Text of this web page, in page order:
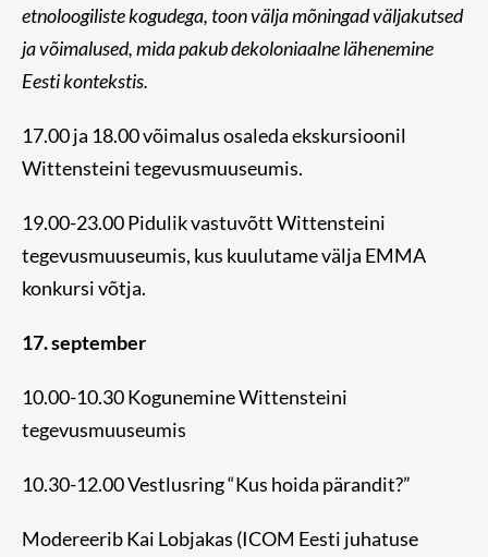
etnoloogiliste kogudega, toon välja mõningad väljakutsed
ja võimalused, mida pakub dekoloniaalne lähenemine
Eesti kontekstis.
17.00 ja 18.00 võimalus osaleda ekskursioonil
Wittensteini tegevusmuuseumis.
19.00-23.00 Pidulik vastuvõtt Wittensteini
tegevusmuuseumis, kus kuulutame välja EMMA
konkursi võtja.
17. september
10.00-10.30 Kogunemine Wittensteini
tegevusmuuseumis
10.30-12.00 Vestlusring “Kus hoida pärandit?”
Modereerib Kai Lobjakas (ICOM Eesti juhatuse